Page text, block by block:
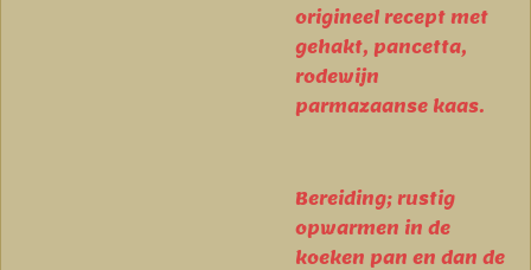
origineel recept met
gehakt, pancetta,
rodewijn
parmazaanse kaas.
Bereiding; rustig
opwarmen in de
koeken pan en dan de